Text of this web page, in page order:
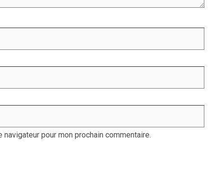
pour mon prochain commentaire.